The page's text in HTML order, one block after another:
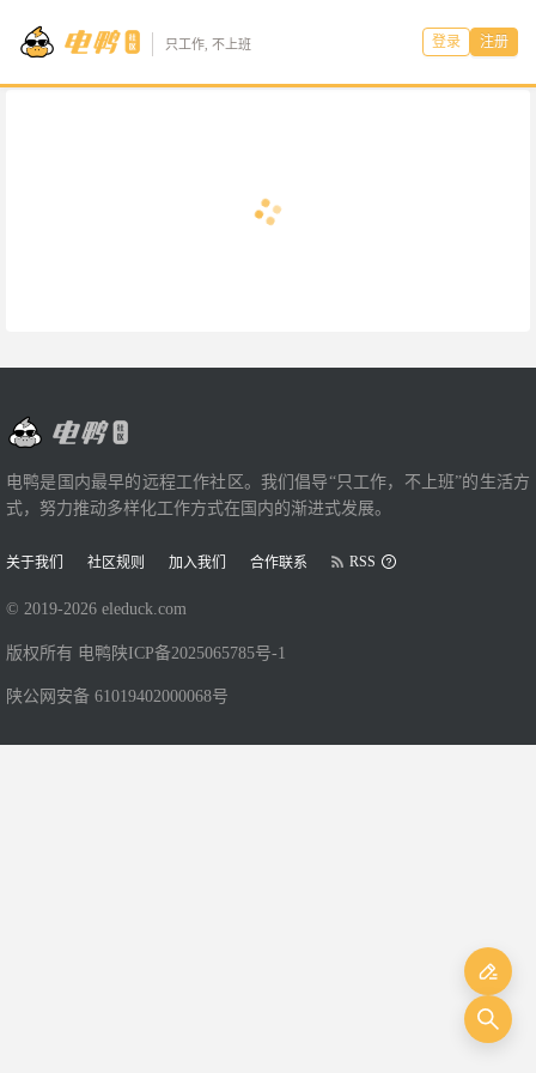
只工作, 不上班 登录 注册
电鸭是国内最早的远程工作社区。我们倡导“只工作，不上班”的生活方
式，努力推动多样化工作方式在国内的渐进式发展。
关于我们 社区规则 加入我们 合作联系 RSS
© 2019-2026 eleduck.com
版权所有 电鸭 陕ICP备2025065785号-1
陕公网安备 61019402000068号